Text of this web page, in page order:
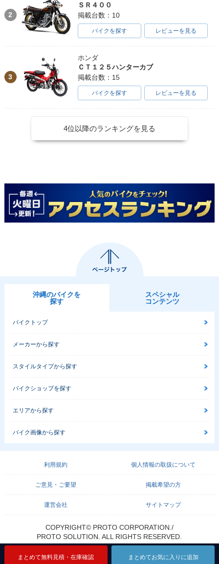
まとめて無料見積・在庫確認 まとめてお気に入りに追加
まとめて無料見積・在庫確認 まとめてお気に入りに追加
まとめて無料見積・在庫確認 まとめてお気に入りに追加
2
ＳＲ４００
掲載台数：10
バイクを探す レビューを見る
3
ホンダ
ＣＴ１２５ハンターカブ
掲載台数：15
バイクを探す レビューを見る
4位以降のランキングを見る
沖縄のバイクを
探す
スペシャル
コンテンツ
バイクトップ
メーカーから探す
スタイルタイプから探す
バイクショップを探す
エリアから探す
バイク画像から探す
利用規約 個人情報の取扱について
ご意見・ご要望 掲載希望の方
運営会社 サイトマップ
COPYRIGHT© PROTO CORPORATION./
PROTO SOLUTION. ALL RIGHTS RESERVED.